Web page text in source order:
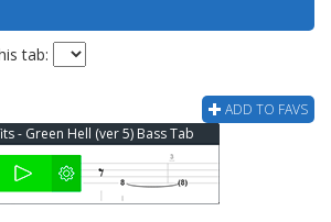
tab:
ADD TO FAVS
- Green Hell (ver 5) Bass Tab